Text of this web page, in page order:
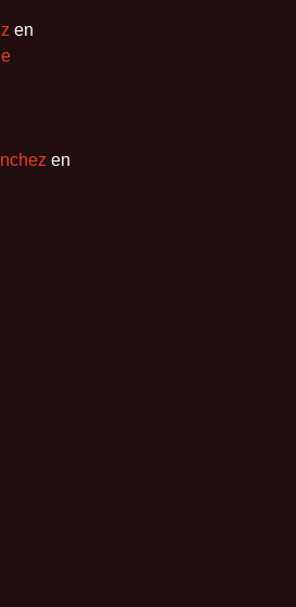
en
en